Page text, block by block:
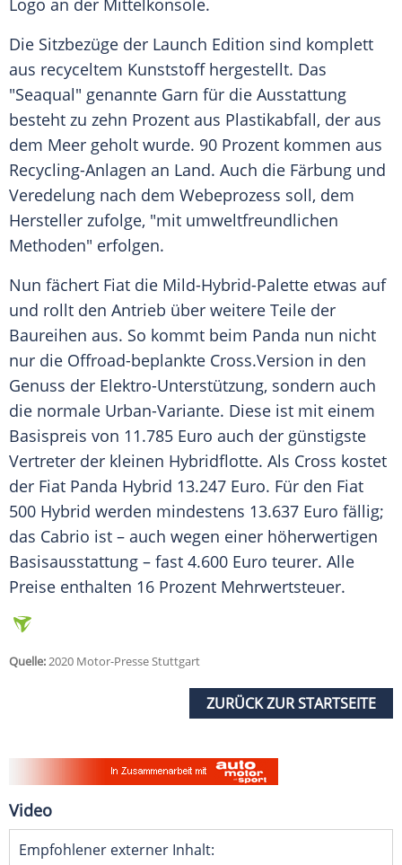
Logo an der Mittelkonsole.
Die Sitzbezüge der Launch Edition sind komplett
aus recyceltem Kunststoff hergestellt. Das
"Seaqual" genannte Garn für die Ausstattung
besteht zu zehn Prozent aus Plastikabfall, der aus
dem Meer geholt wurde. 90 Prozent kommen aus
Recycling-Anlagen an Land. Auch die Färbung und
Veredelung nach dem Webeprozess soll, dem
Hersteller zufolge, "mit umweltfreundlichen
Methoden" erfolgen.
Nun fächert Fiat die Mild-Hybrid-Palette etwas auf
und rollt den Antrieb über weitere Teile der
Baureihen aus. So kommt beim Panda nun nicht
nur die Offroad-beplankte Cross.Version in den
Genuss der Elektro-Unterstützung, sondern auch
die normale Urban-Variante. Diese ist mit einem
Basispreis von 11.785 Euro auch der günstigste
Vertreter der kleinen Hybridflotte. Als Cross kostet
der Fiat Panda Hybrid 13.247 Euro. Für den Fiat
500 Hybrid werden mindestens 13.637 Euro fällig;
das Cabrio ist – auch wegen einer höherwertigen
Basisausstattung – fast 4.600 Euro teurer. Alle
Preise enthalten 16 Prozent Mehrwertsteuer.
Quelle:2020 Motor-Presse Stuttgart
ZURÜCK ZUR STARTSEITE
Video
Empfohlener externer Inhalt: